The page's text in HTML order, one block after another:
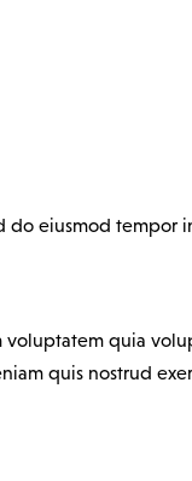
do eiusmod
quia
quis nostrud